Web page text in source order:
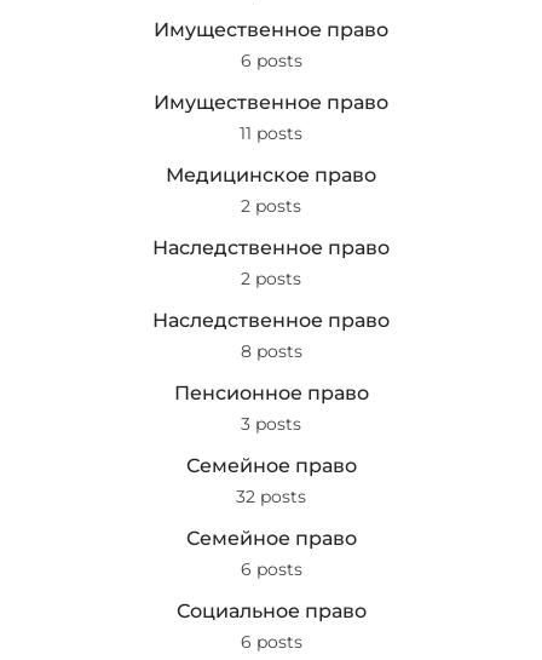
Имущественное право
6 posts
Имущественное право
11 posts
Медицинское право
2 posts
Наследственное право
2 posts
Наследственное право
8 posts
Пенсионное право
3 posts
Семейное право
32 posts
Семейное право
6 posts
Социальное право
6 posts